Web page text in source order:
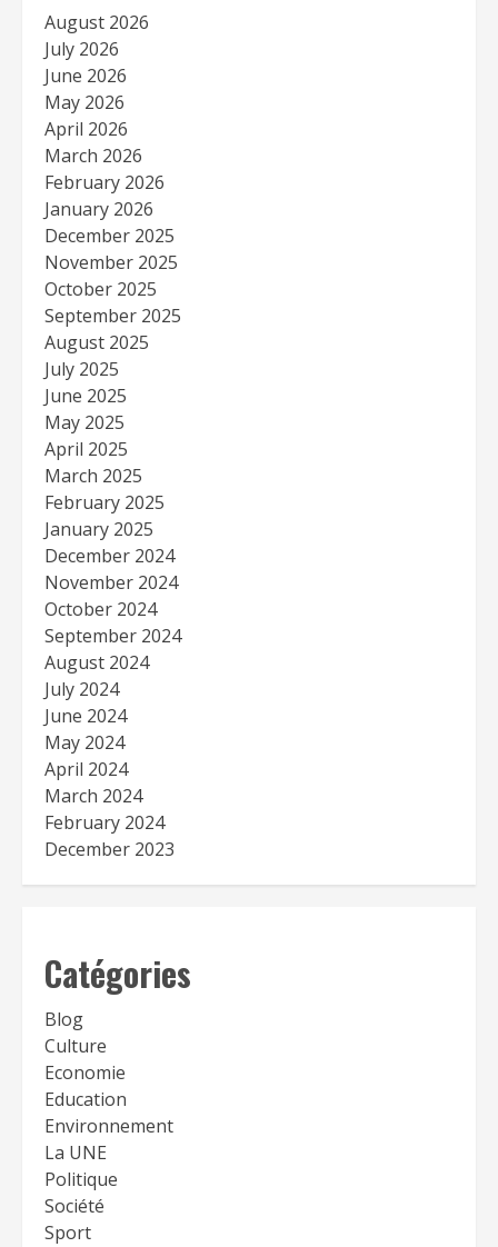
August 2026
July 2026
June 2026
May 2026
April 2026
March 2026
February 2026
January 2026
December 2025
November 2025
October 2025
September 2025
August 2025
July 2025
June 2025
May 2025
April 2025
March 2025
February 2025
January 2025
December 2024
November 2024
October 2024
September 2024
August 2024
July 2024
June 2024
May 2024
April 2024
March 2024
February 2024
December 2023
Catégories
Blog
Culture
Economie
Education
Environnement
La UNE
Politique
Société
Sport